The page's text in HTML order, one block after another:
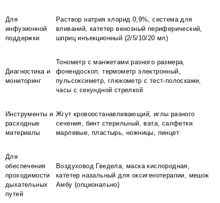
Для
инфузионной
поддержки
Раствор натрия хлорид 0,9%, система для
вливаний, катетер венозный периферический,
шприц инъекционный (2/5/10/20 мл)
Диагностика и
мониторинг
Тонометр с манжетами разного размера,
фонендоскоп, термометр электронный,
пульсоксиметр, глюкометр с тест-полосками,
часы с секундной стрелкой
Инструменты и
расходные
материалы
Жгут кровоостанавливающий, иглы разного
сечения, бинт стерильный, вата, салфетки
марлевые, пластырь, ножницы, пинцет
Для
обеспечения
проходимости
дыхательных
путей
Воздуховод Гведела, маска кислородная,
катетер назальный для оксигенотерапии, мешок
Амбу (опционально)